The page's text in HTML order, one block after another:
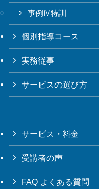
事例Ⅳ特訓
個別指導コース
実務従事
サービスの選び方
サービス・料金
受講者の声
FAQ よくある質問